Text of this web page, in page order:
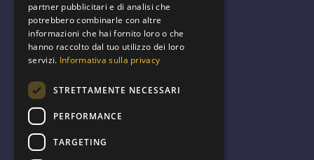
We are green
The internet should be a global
public good healthy for the planet
and for the people who use it.
partner pubblicitari e di analisi che
potrebbero combinarle con altre
informazioni che hai fornito loro o che
hanno raccolto dal tuo utilizzo dei loro
servizi. Informativa sulla privacy
STRETTAMENTE NECESSARI
PERFORMANCE
TARGETING